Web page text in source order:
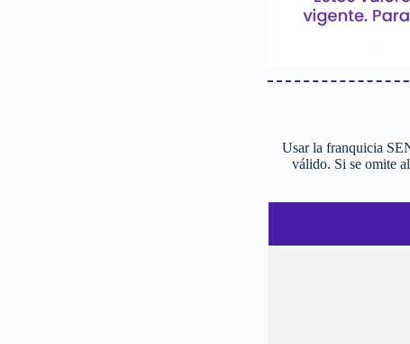
Usar la franquicia
válido. Si se omite